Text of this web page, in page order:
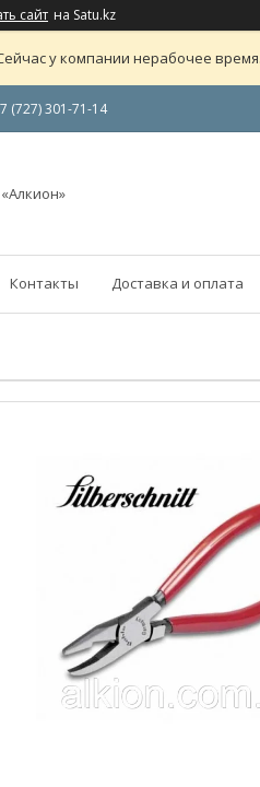
сайт на Satu.kz
у компании нерабочее
(727) 301-71-14
Контакты Доставка и оплата